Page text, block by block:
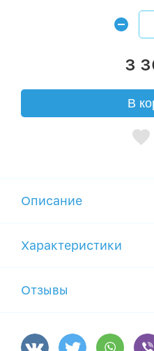
3
В
Описание
Характеристики
Отзывы